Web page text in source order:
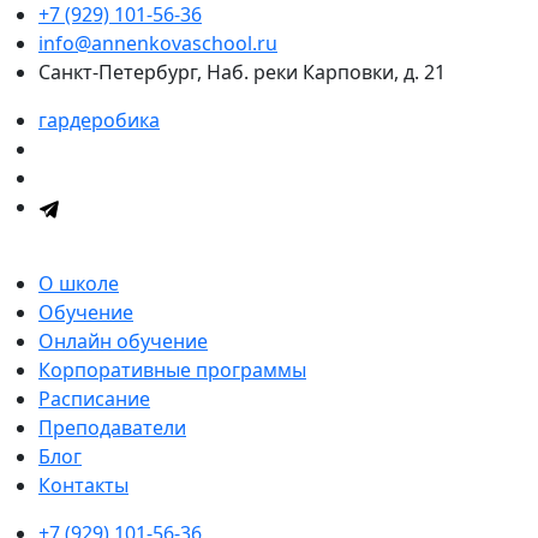
+7 (929) 101-56-36
info@annenkovaschool.ru
Санкт-Петербург, Наб. реки Карповки, д. 21
гардеробика
О школе
Обучение
Онлайн обучение
Корпоративные программы
Расписание
Преподаватели
Блог
Контакты